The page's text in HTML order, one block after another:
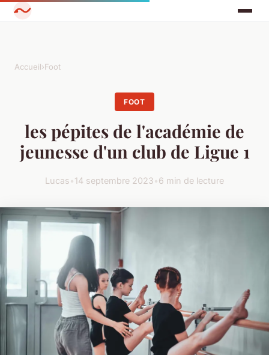
Accueil›Foot
FOOT
les pépites de l'académie de
jeunesse d'un club de Ligue 1
Lucas•14 septembre 2023•6 min de lecture